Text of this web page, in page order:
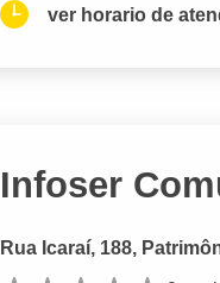
ver horario de
Infoser
Rua Icaraí, 188,